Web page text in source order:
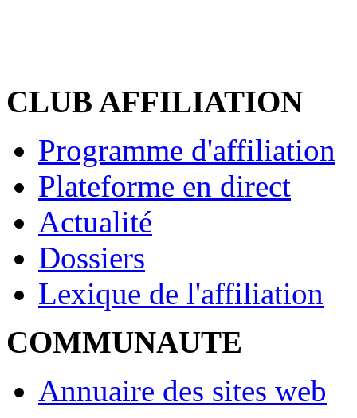
CLUB AFFILIATION
Programme d'affiliation
Plateforme en direct
Actualité
Dossiers
Lexique de l'affiliation
COMMUNAUTE
Annuaire des sites web